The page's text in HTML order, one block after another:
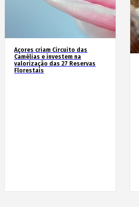
Açores criam Circuito das
Camélias e investem na
valorização das 27 Reservas
Florestais